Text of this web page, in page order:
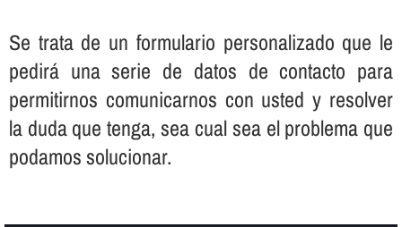
Se trata de un formulario personalizado que le
pedirá una serie de datos de contacto para
permitirnos comunicarnos con usted y resolver
la duda que tenga, sea cual sea el problema que
podamos solucionar.